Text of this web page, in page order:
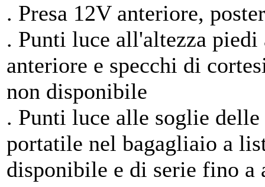
. Presa 12V anteriore,
. Punti luce all'altezza
anteriore e specchi di
non disponibile
. Punti luce alle soglie
portatile nel bagagliaio a
disponibile e di serie fino a